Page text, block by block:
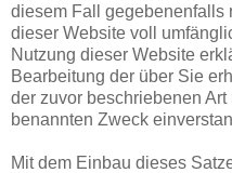
diesem Fall gegebenenfalls
dieser Website voll
Nutzung dieser Website
Bearbeitung der über Sie
der zuvor beschriebenen
benannten Zweck
Mit dem Einbau dieses